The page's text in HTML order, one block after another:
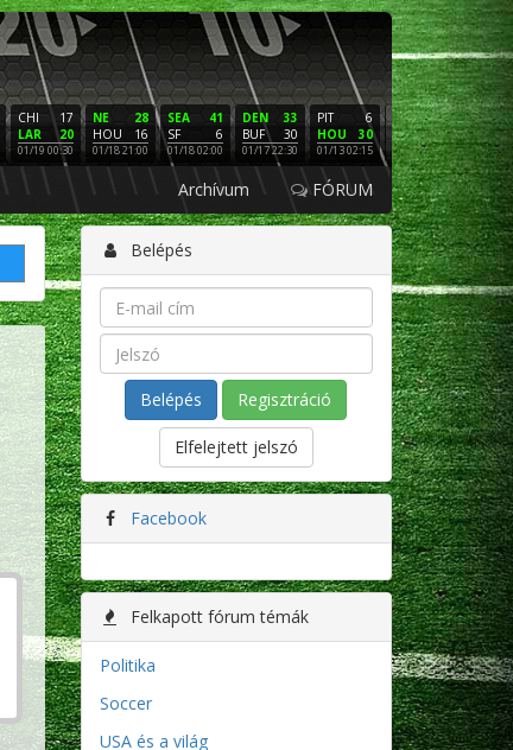
17
CHI
20
LAR
01/19 00:30
28
NE
16
HOU
01/18 21:00
41
SEA
6
SF
01/18 02:00
33
DEN
30
BUF
01/17 22:30
6
PIT
30
HOU
01/13 02:15
16
NE
3
LAC
01/12 02:00
PHI
SF
01/11
Archívum FÓRUM
Belépés
Regisztráció
Elfelejtett jelszó
Facebook
Felkapott fórum témák
Politika
Soccer
USA és a világ